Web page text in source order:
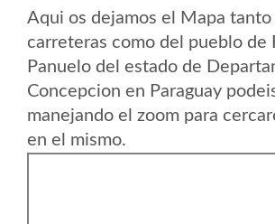
Aqui os dejamos el Mapa tanto
carreteras como del pueblo de
Panuelo del estado de
Concepcion en Paraguay
manejando el zoom para
en el mismo.